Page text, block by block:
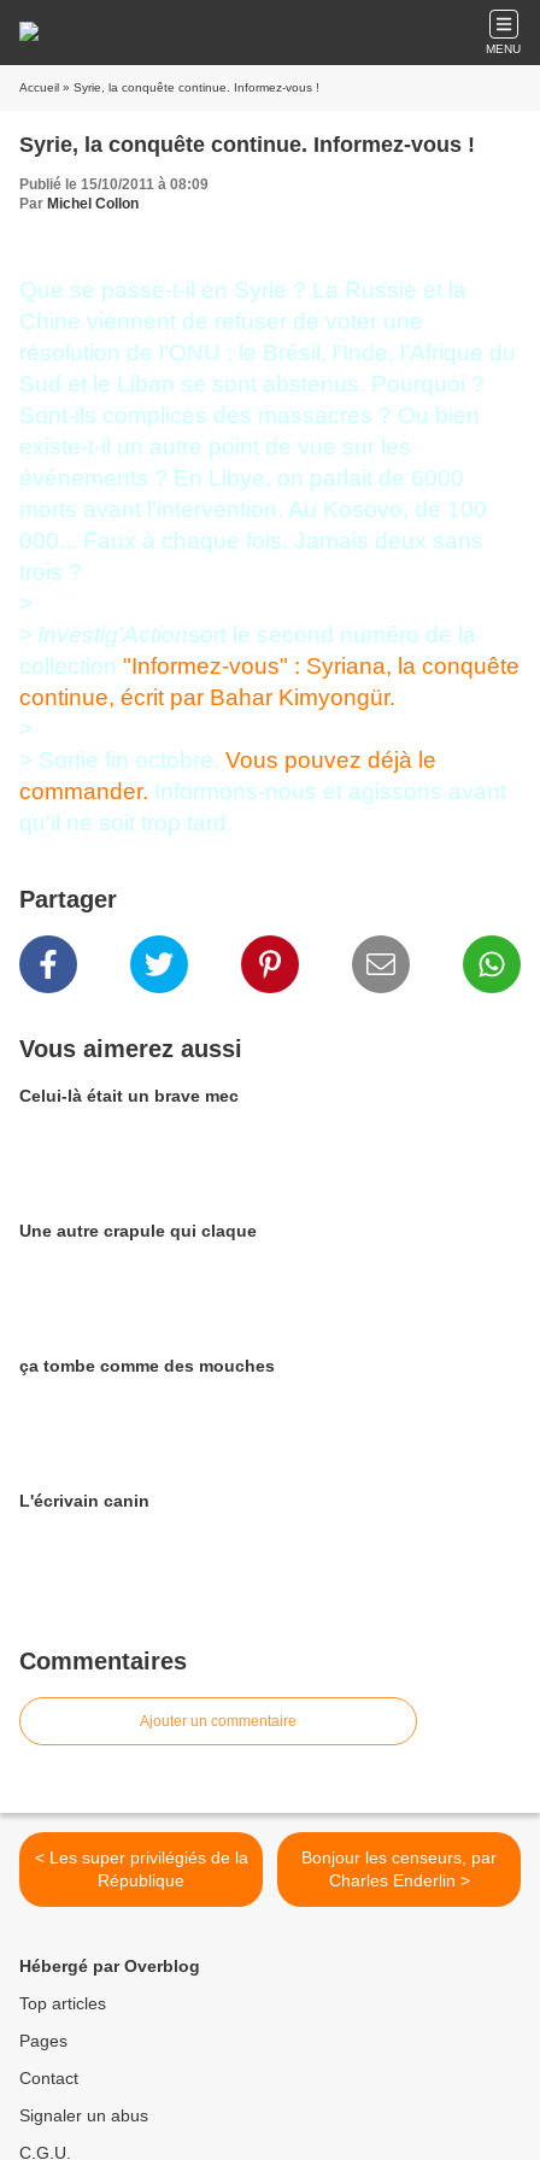
MENU
Accueil » Syrie, la conquête continue. Informez-vous !
Syrie, la conquête continue. Informez-vous !
Publié le 15/10/2011 à 08:09
Par Michel Collon
Que se passe-t-il en Syrie ? La Russie et la
Chine viennent de refuser de voter une
résolution de l'ONU ; le Brésil, l'Inde, l'Afrique du
Sud et le Liban se sont abstenus. Pourquoi ?
Sont-ils complices des massacres ? Ou bien
existe-t-il un autre point de vue sur les
événements ? En Libye, on parlait de 6000
morts avant l'intervention. Au Kosovo, de 100
000... Faux à chaque fois. Jamais deux sans
trois ?
>
> Investig'Actionsort le second numéro de la
collection "Informez-vous" : Syriana, la conquête
continue, écrit par Bahar Kimyongür.
>
> Sortie fin octobre. Vous pouvez déjà le
commander. Informons-nous et agissons avant
qu'il ne soit trop tard.
Partager
Vous aimerez aussi
Celui-là était un brave mec
Une autre crapule qui claque
ça tombe comme des mouches
L'écrivain canin
Commentaires
Ajouter un commentaire
< Les super privilégiés de la
République
Bonjour les censeurs, par
Charles Enderlin >
Hébergé par Overblog
Top articles
Pages
Contact
Signaler un abus
C.G.U.